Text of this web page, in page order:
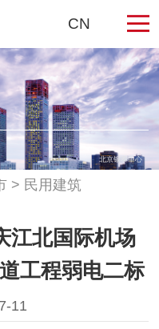
CN
北京银泰中心
> 民用建筑
北国际机场
工程弱电二标
11